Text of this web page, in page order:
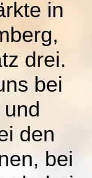
in
drei.
bei
den
bei